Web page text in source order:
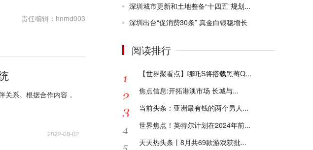
责任编辑：hnmd003
关系。根据合作内容，
2022-08-02
深圳城市更新和土地整备“十四五”规划...
深圳出台“促消费30条” 真金白银稳增长
阅读排行
【世界聚看点】哪吒S将搭载黑莓Q...
焦点信息:开拓港澳市场 长城与...
当前头条：亚洲最有钱的两个男人...
世界焦点！英特尔计划在2024年前...
天天热头条丨8月共69款游戏获批...